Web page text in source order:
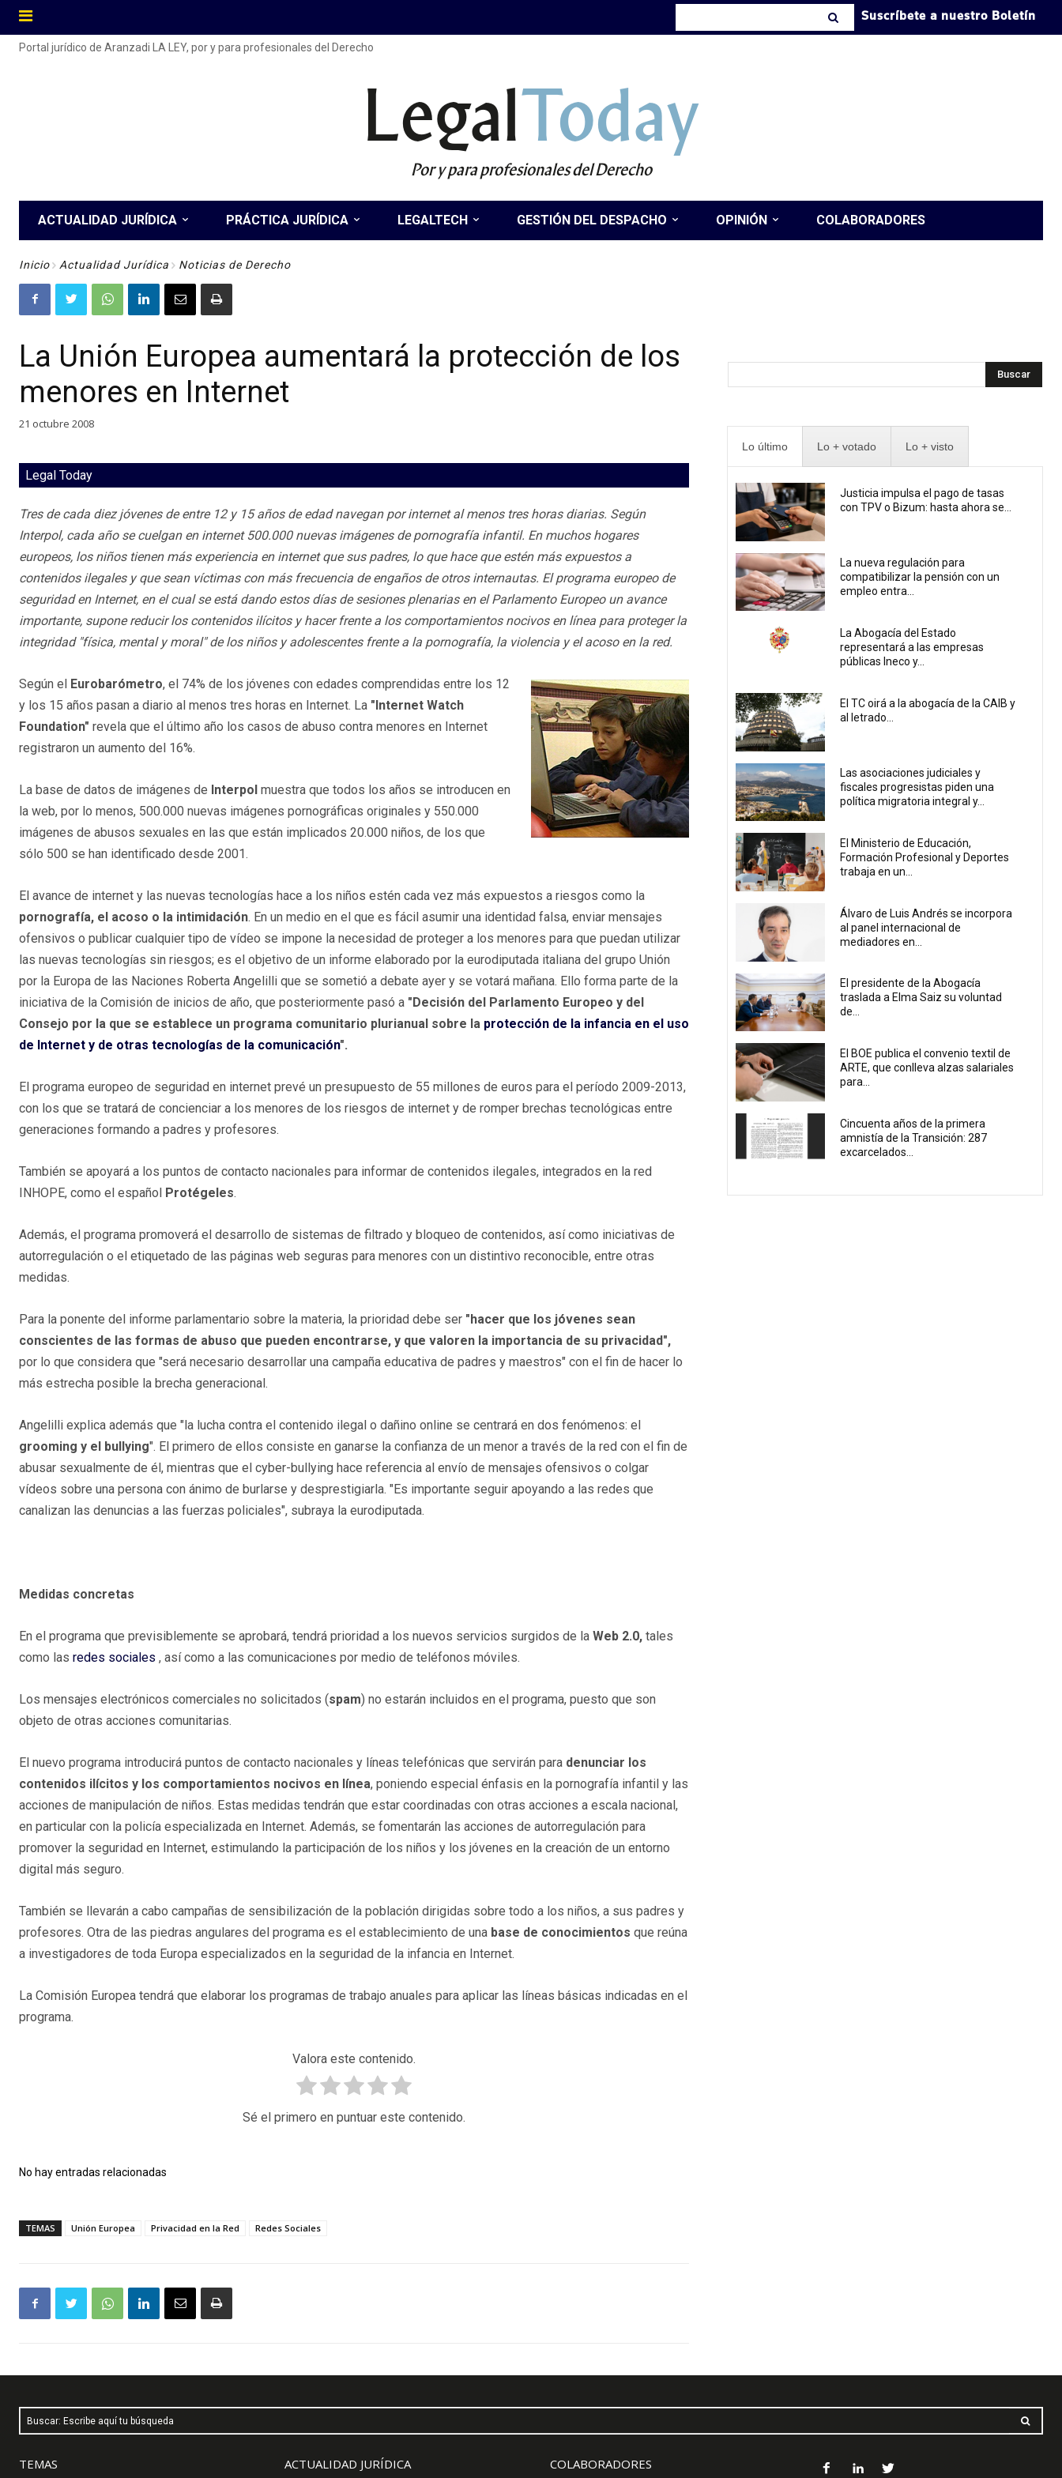
Suscríbete a nuestro Boletín
Portal jurídico de Aranzadi LA LEY, por y para profesionales del Derecho
LegalToday
Por y para profesionales del Derecho
ACTUALIDAD JURÍDICA PRÁCTICA JURÍDICA LEGALTECH GESTIÓN DEL DESPACHO OPINIÓN COLABORADORES
Inicio Actualidad Jurídica Noticias de Derecho
La Unión Europea aumentará la protección de los
menores en Internet
21 octubre 2008
Legal Today
Tres de cada diez jóvenes de entre 12 y 15 años de edad navegan por internet al menos tres horas diarias. Según
Interpol, cada año se cuelgan en internet 500.000 nuevas imágenes de pornografía infantil. En muchos hogares
europeos, los niños tienen más experiencia en internet que sus padres, lo que hace que estén más expuestos a
contenidos ilegales y que sean víctimas con más frecuencia de engaños de otros internautas. El programa europeo de
seguridad en Internet, en el cual se está dando estos días de sesiones plenarias en el Parlamento Europeo un avance
importante, supone reducir los contenidos ilícitos y hacer frente a los comportamientos nocivos en línea para proteger la
integridad "física, mental y moral" de los niños y adolescentes frente a la pornografía, la violencia y el acoso en la red.
Según el Eurobarómetro, el 74% de los jóvenes con edades comprendidas entre los 12
y los 15 años pasan a diario al menos tres horas en Internet. La "Internet Watch
Foundation" revela que el último año los casos de abuso contra menores en Internet
registraron un aumento del 16%.
La base de datos de imágenes de Interpol muestra que todos los años se introducen en
la web, por lo menos, 500.000 nuevas imágenes pornográficas originales y 550.000
imágenes de abusos sexuales en las que están implicados 20.000 niños, de los que
sólo 500 se han identificado desde 2001.
El avance de internet y las nuevas tecnologías hace a los niños estén cada vez más expuestos a riesgos como la
pornografía, el acoso o la intimidación. En un medio en el que es fácil asumir una identidad falsa, enviar mensajes
ofensivos o publicar cualquier tipo de vídeo se impone la necesidad de proteger a los menores para que puedan utilizar
las nuevas tecnologías sin riesgos; es el objetivo de un informe elaborado por la eurodiputada italiana del grupo Unión
por la Europa de las Naciones Roberta Angelilli que se sometió a debate ayer y se votará mañana. Ello forma parte de la
iniciativa de la Comisión de inicios de año, que posteriormente pasó a "Decisión del Parlamento Europeo y del
Consejo por la que se establece un programa comunitario plurianual sobre la protección de la infancia en el uso
de Internet y de otras tecnologías de la comunicación".
El programa europeo de seguridad en internet prevé un presupuesto de 55 millones de euros para el período 2009-2013,
con los que se tratará de concienciar a los menores de los riesgos de internet y de romper brechas tecnológicas entre
generaciones formando a padres y profesores.
También se apoyará a los puntos de contacto nacionales para informar de contenidos ilegales, integrados en la red
INHOPE, como el español
Protégeles.
Además, el programa promoverá el desarrollo de sistemas de filtrado y bloqueo de contenidos, así como iniciativas de
autorregulación o el etiquetado de las páginas web seguras para menores con un distintivo reconocible, entre otras
medidas.
Para la ponente del informe parlamentario sobre la materia, la prioridad debe ser "hacer que los jóvenes sean
conscientes de las formas de abuso que pueden encontrarse, y que valoren la importancia de su privacidad",
por lo que considera que "será necesario desarrollar una campaña educativa de padres y maestros" con el fin de hacer lo
más estrecha posible la brecha generacional.
Angelilli explica además que "la lucha contra el contenido ilegal o dañino online se centrará en dos fenómenos: el
grooming y el bullying". El primero de ellos consiste en ganarse la confianza de un menor a través de la red con el fin de
abusar sexualmente de él, mientras que el cyber-bullying hace referencia al envío de mensajes ofensivos o colgar
vídeos sobre una persona con ánimo de burlarse y desprestigiarla. "Es importante seguir apoyando a las redes que
canalizan las denuncias a las fuerzas policiales", subraya la eurodiputada.
Medidas concretas
En el programa que previsiblemente se aprobará, tendrá prioridad a los nuevos servicios surgidos de la Web 2.0, tales
como las redes sociales , así como a las comunicaciones por medio de teléfonos móviles.
Los mensajes electrónicos comerciales no solicitados (spam) no estarán incluidos en el programa, puesto que son
objeto de otras acciones comunitarias.
El nuevo programa introducirá puntos de contacto nacionales y líneas telefónicas que servirán para denunciar los
contenidos ilícitos y los comportamientos nocivos en línea, poniendo especial énfasis en la pornografía infantil y las
acciones de manipulación de niños. Estas medidas tendrán que estar coordinadas con otras acciones a escala nacional,
en particular con la policía especializada en Internet. Además, se fomentarán las acciones de autorregulación para
promover la seguridad en Internet, estimulando la participación de los niños y los jóvenes en la creación de un entorno
digital más seguro.
También se llevarán a cabo campañas de sensibilización de la población dirigidas sobre todo a los niños, a sus padres y
profesores. Otra de las piedras angulares del programa es el establecimiento de una base de conocimientos que reúna
a investigadores de toda Europa especializados en la seguridad de la infancia en Internet.
La Comisión Europea tendrá que elaborar los programas de trabajo anuales para aplicar las líneas básicas indicadas en el
programa.
Valora este contenido.
Sé el primero en puntuar este contenido.
No hay entradas relacionadas
TEMAS Unión Europea Privacidad en la Red Redes Sociales
Buscar
Lo último Lo + votado Lo + visto
Justicia impulsa el pago de tasas
con TPV o Bizum: hasta ahora se...
La nueva regulación para
compatibilizar la pensión con un
empleo entra...
La Abogacía del Estado
representará a las empresas
públicas Ineco y...
El TC oirá a la abogacía de la CAIB y
al letrado...
Las asociaciones judiciales y
fiscales progresistas piden una
política migratoria integral y...
El Ministerio de Educación,
Formación Profesional y Deportes
trabaja en un...
Álvaro de Luis Andrés se incorpora
al panel internacional de
mediadores en...
El presidente de la Abogacía
traslada a Elma Saiz su voluntad
de...
El BOE publica el convenio textil de
ARTE, que conlleva alzas salariales
para...
Cincuenta años de la primera
amnistía de la Transición: 287
excarcelados...
Buscar: Escribe aquí tu búsqueda
TEMAS ACTUALIDAD JURÍDICA COLABORADORES